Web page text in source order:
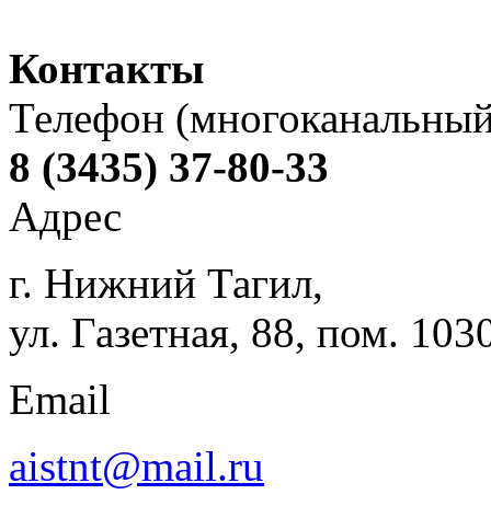
Контакты
Телефон
8 (3435) 37-80-33
Адрес
г. Нижний Тагил,
ул. Газетная, 88, пом.
Email
aistnt@mail.ru